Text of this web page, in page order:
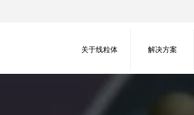
关于线粒体 解决方案